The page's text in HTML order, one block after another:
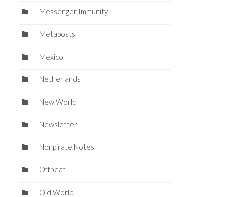
Messenger Immunity
Metaposts
Mexico
Netherlands
New World
Newsletter
Nonpirate Notes
Offbeat
Old World